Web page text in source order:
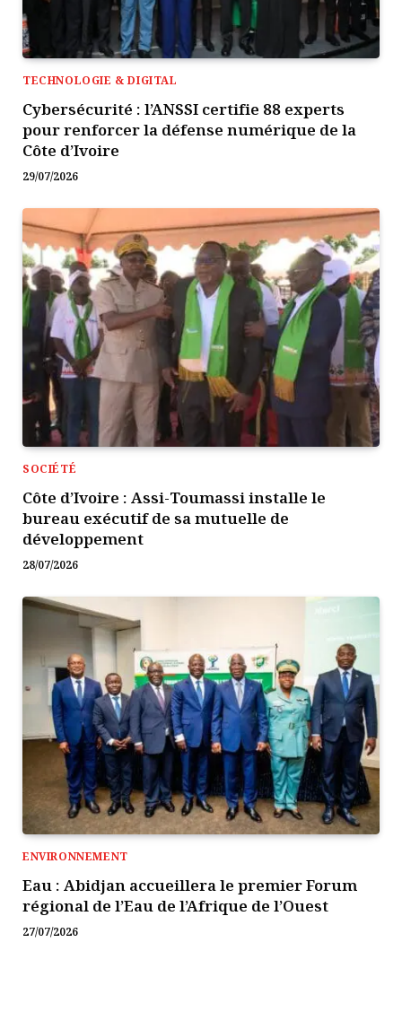
TECHNOLOGIE & DIGITAL
Cybersécurité : l’ANSSI certifie 88 experts
pour renforcer la défense numérique de la
Côte d’Ivoire
29/07/2026
SOCIÉTÉ
Côte d’Ivoire : Assi-Toumassi installe le
bureau exécutif de sa mutuelle de
développement
28/07/2026
ENVIRONNEMENT
Eau : Abidjan accueillera le premier Forum
régional de l’Eau de l’Afrique de l’Ouest
27/07/2026